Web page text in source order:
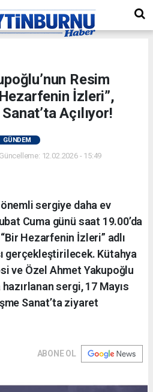
Resim
İzleri”,
Açılıyor!
GÜNDEM
12.02.2026 - 15:49
sergiye daha ev
Cuma günü saat 19.00’da
Hezarfenin İzleri” adlı
gerçekleştirilecek. Kütahya
ve Özel Ahmet Yakupoğlu
sergi, 17 Mayıs
Sanat’ta ziyaret
ABONE OL